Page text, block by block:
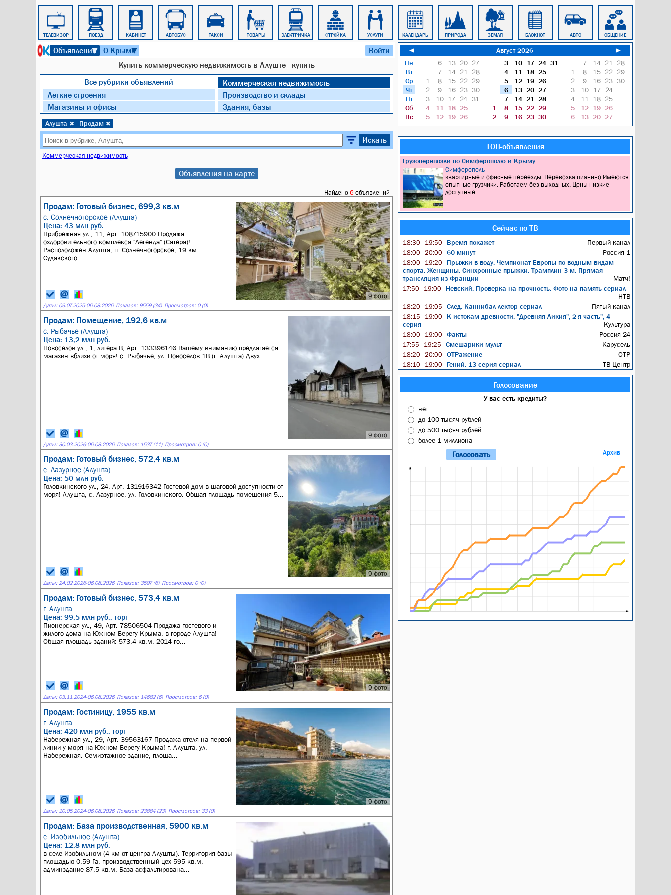
ТЕЛЕВИЗОР ПОЕЗД КАБИНЕТ АВТОБУС ТАКСИ ТОВАРЫ ЭЛЕКТРИЧКА СТРОЙКА УСЛУГИ КАЛЕНДАРЬ ПРИРОДА ЗЕМЛЯ БЛОКНОТ АВТО ОБЩЕНИЕ
Объявления
▼ О Крыме
▼ Войти
Купить коммерческую недвижимость в Алуште - купить
Все рубрики объявлений
Коммерческая недвижимость
Легкие строения
Магазины и офисы
Производство и склады
Здания, базы
Алушта ✖ Продам ✖
Искать
Коммерческая недвижимость
Объявления на карте
Найдено 6 объявлений
Продам: Готовый бизнес, 699,3 кв.м
с. Солнечногорское (Алушта)
9 фото
Цена: 43 млн руб.
Прибрежная ул., 11, Арт. 108715900 Продажа
оздоровительного комплекса "Легенда" (Сатера)!
Распололожен Алушта, п. Солнечногорское, 19 км.
Судакского...
Даты: 09.07.2025-06.08.2026 Показов: 9559 (34) Просмотров: 0 (0)
Продам: Помещение, 192,6 кв.м
с. Рыбачье (Алушта)
9 фото
Цена: 13,2 млн руб.
Новоселов ул., 1, литера В, Арт. 133396146 Вашему вниманию предлагается
магазин вблизи от моря! с. Рыбачье, ул. Новоселов 1В (г. Алушта) Двух...
Даты: 30.03.2026-06.08.2026 Показов: 1537 (11) Просмотров: 0 (0)
Продам: Готовый бизнес, 572,4 кв.м
с. Лазурное (Алушта)
9 фото
Цена: 50 млн руб.
Головкинского ул., 24, Арт. 131916342 Гостевой дом в шаговой доступности от
моря! Алушта, с. Лазурное, ул. Головкинского. Общая площадь помещения 5...
Даты: 24.02.2026-06.08.2026 Показов: 3597 (6) Просмотров: 0 (0)
Продам: Готовый бизнес, 573,4 кв.м
г. Алушта
9 фото
Цена: 99,5 млн руб., торг
Пионерская ул., 49, Арт. 78506504 Продажа гостевого и
жилого дома на Южном Берегу Крыма, в городе Алушта!
Общая площадь зданий: 573,4 кв.м. 2014 го...
Даты: 03.11.2024-06.08.2026 Показов: 14682 (6) Просмотров: 6 (0)
Продам: Гостиницу, 1955 кв.м
г. Алушта
9 фото
Цена: 420 млн руб., торг
Набережная ул., 29, Арт. 39563167 Продажа отеля на первой
линии у моря на Южном Берегу Крыма! г. Алушта, ул.
Набережная. Семиэтажное здание, площа...
Даты: 10.05.2024-06.08.2026 Показов: 23884 (23) Просмотров: 33 (0)
Продам: База производственная, 5900 кв.м
с. Изобильное (Алушта)
Цена: 12,8 млн руб.
в селе Изобильном (4 км от центра Алушты). Территория базы
площадью 0,59 Га, производственный цех 595 кв.м,
админздание 87,5 кв.м. База асфальтирована...
◄ Август 2026
►
Пн
Вт
Ср
Чт
Пт
Сб
Вс
6 13 20 27
7
14 21
28
1
8 15 22 29
2
9 16 23 30
3
10 17 24 31
4
11 18 25
5
12 19 26
3 10 17 24 31
4
11 18 25
5
12 19 26
6
13 20 27
7
14 21
28
1
8 15 22 29
2
9 16 23 30
7 14 21
28
1
8 15 22 29
2
9 16 23 30
3
10 17
24
4
11 18 25
5
12 19 26
6
13 20 27
ТОП-объявления
Грузоперевозки по Симферополю и Крыму
Симферополь
квартирные и офисные переезды. Перевозка пианино Имеются
опытные грузчики. Работаем без выходных. Цены низкие
доступные...
Сейчас по ТВ
18:30—19:50 Время покажет Первый канал
18:00—20:00 60 минут Россия 1
18:00—19:20
Прыжки в воду. Чемпионат Европы по водным видам
спорта. Женщины. Синхронные прыжки. Трамплин 3 м. Прямая
трансляция из Франции
Матч!
17:50—19:00
Невский. Проверка на прочность: Фото на память сериал
НТВ
18:20—19:05 След: Каннибал лектор сериал Пятый канал
18:15—19:00
К истокам древности: "Древняя Ликия", 2-я часть", 4
серия
Культура
18:00—19:00 Факты Россия 24
17:55—19:25 Смешарики мульт Карусель
18:20—20:00 ОТРажение ОТР
18:10—19:00 Гений: 13 серия сериал ТВ Центр
Голосование
У вас есть кредиты?
нет
до 100 тысяч рублей
до 500 тысяч рублей
более 1 миллиона
Архив